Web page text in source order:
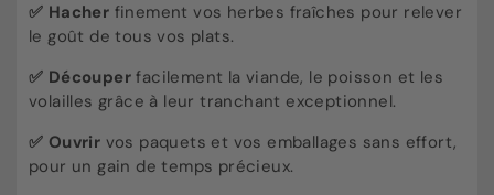
✅ Hacher finement vos herbes fraîches pour relever
le goût de tous vos plats.
✅ Découper facilement la viande, le poisson et les
volailles grâce à leur tranchant exceptionnel.
✅ Ouvrir vos paquets et vos emballages sans effort,
pour un gain de temps précieux.